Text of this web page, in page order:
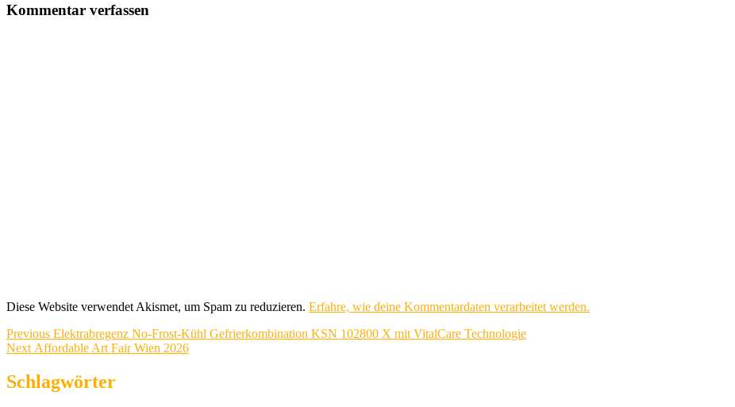
Kommentar verfassen
Diese Website verwendet Akismet, um Spam zu reduzieren. Erfahre, wie deine Kommentardaten verarbeitet werden.
Beitragsnavigation
Previous Previous
post:
Elektrabregenz No-Frost-Kühl Gefrierkombination KSN 102800 X mit VitalCare Technologie
Next Next
Affordable Art Fair Wien 2026
Schlagwörter